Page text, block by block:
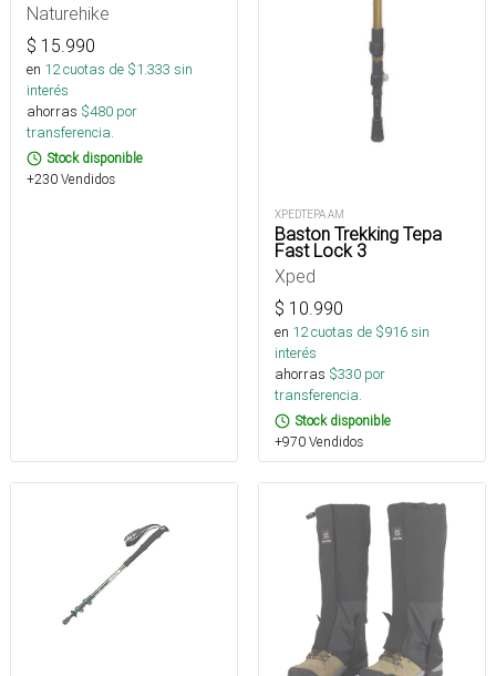
Naturehike
$ 15.990
en 12cuotas de $1.333 sin
interés
ahorras $480 por
transferencia.
Stock disponible
+230 Vendidos
XPEDTEPA AM
Baston Trekking Tepa
Fast Lock 3
Xped
$ 10.990
en 12cuotas de $916sin
interés
ahorras $330 por
transferencia.
Stock disponible
+970 Vendidos